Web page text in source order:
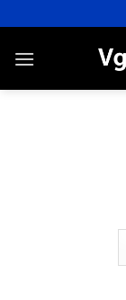
ไป
ยัง